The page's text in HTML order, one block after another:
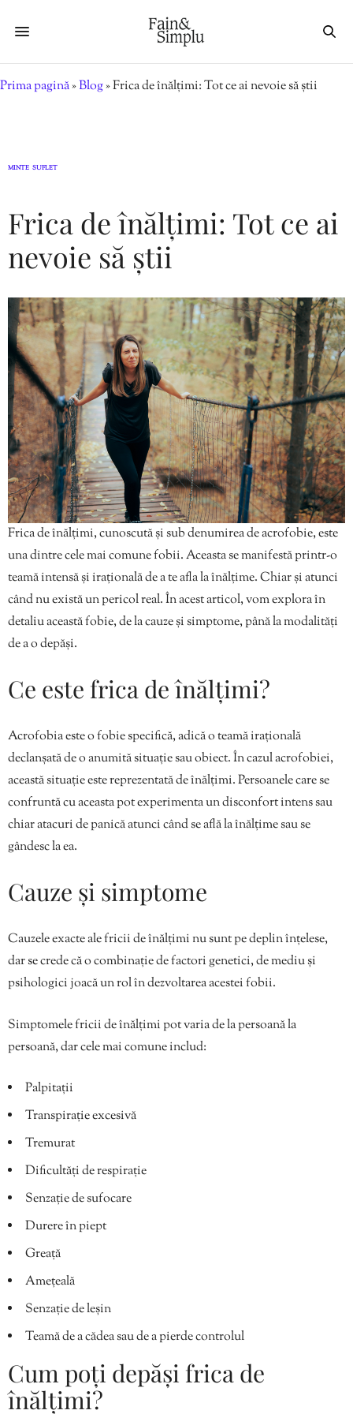
Prima pagină»Blog»Frica de înălțimi: Tot ce ai nevoie să știi
MINTE SUFLET
Frica de înălțimi: Tot ce ai
nevoie să știi
Frica de înălțimi, cunoscută și sub denumirea de acrofobie, este
una dintre cele mai comune fobii. Aceasta se manifestă printr-o
teamă intensă și irațională de a te afla la înălțime. Chiar și atunci
când nu există un pericol real. În acest articol, vom explora în
detaliu această fobie, de la cauze și simptome, până la modalități
de a o depăși.
Ce este frica de înălțimi?
Acrofobia este o fobie specifică, adică o teamă irațională
declanșată de o anumită situație sau obiect. În cazul acrofobiei,
această situație este reprezentată de înălțimi. Persoanele care se
confruntă cu aceasta pot experimenta un disconfort intens sau
chiar atacuri de panică atunci când se află la înălțime sau se
gândesc la ea.
Cauze și simptome
Cauzele exacte ale fricii de înălțimi nu sunt pe deplin înțelese,
dar se crede că o combinație de factori genetici, de mediu și
psihologici joacă un rol în dezvoltarea acestei fobii.
Simptomele fricii de înălțimi pot varia de la persoană la
persoană, dar cele mai comune includ:
Palpitații
Transpirație excesivă
Tremurat
Dificultăți de respirație
Senzație de sufocare
Durere în piept
Greață
Amețeală
Senzație de leșin
Teamă de a cădea sau de a pierde controlul
Cum poți depăși frica de
înălțimi?